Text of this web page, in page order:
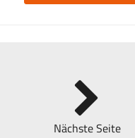
Nächste Seite